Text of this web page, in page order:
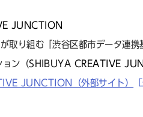
JUNCTION
取り組む「渋谷区都市データ連
ョン（SHIBUYA CREATIVE
JUNCTION（外部サイト）